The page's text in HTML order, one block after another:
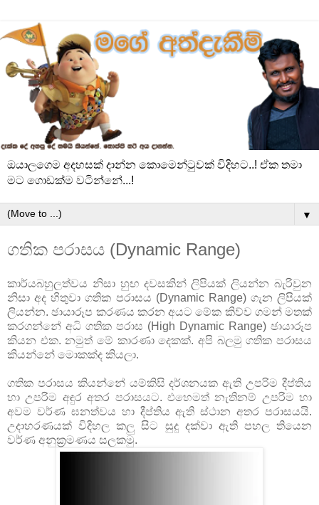
ඔයාලගෙම අදහසක් දාන්න කොමෙන්ටුවක් විදිහට..! ඒක තමා
මට ගොඩක්ම වටින්නේ...!
▼
ගතික පරාසය (Dynamic Range)
කාර්යබහුලත්වය නිසා හුඟ දවසකින් ලිපියක් ලියන්න බැරිවුන
නිසා අද හිතුවා ගතික පරාසය (Dynamic Range) ගැන ලිපියක්
ලියන්න. ඡායාරූප කරණය කරන අයට මේක කිව්ව ගමන් මතක්
කරගන්නේ අධි ගතික පරාස (High Dynamic Range) ඡායාරූප
කියන එක. නමුත් මේ කාරණා දෙකක්. අපි බලමු ගතික පරාසය
කියන්නේ මොකක්ද කියලා.
ගතික පරාසය කියන්නේ යම්කිසි දර්ශනයක ඇති උපරිම දීප්තිය
හා උපරිම අඳුර අතර පරාසයට. එහෙමත් නැතිනම් උපරිම හා
අවම වර්ණ ඝනත්වය හා දීප්තිය ඇති ස්ථාන අතර පරාසයයි.
උදාහරණයක් විදිහල කලු සිට සුදු දක්වා ඇති පහල තියෙන
වර්ණ අනුක්‍රමණය සලකමු.